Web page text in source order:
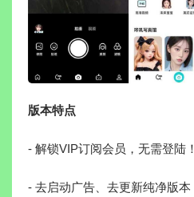
版本特点
- 解锁VIP订阅会员，无需登陆！
- 去启动广告、去更新纯净版本